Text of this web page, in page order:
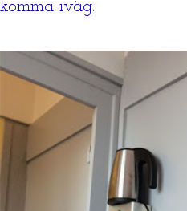
komma iväg.